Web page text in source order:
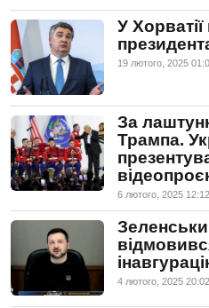
У
19 лютого, 2025
За
Трампа.
6 лютого, 2025 12:12
4 лютого, 2025 20:02